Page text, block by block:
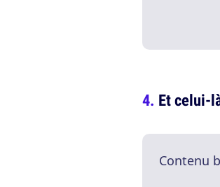
Et celui-
Contenu